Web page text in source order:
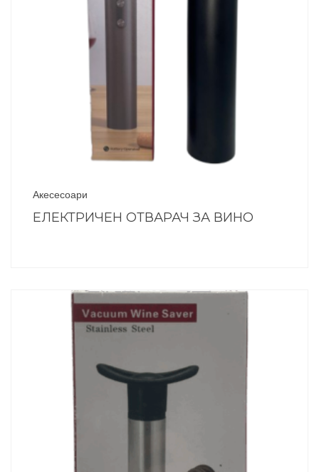
Акесесоари
ЕЛЕКТРИЧЕН ОТВАРАЧ ЗА ВИНО